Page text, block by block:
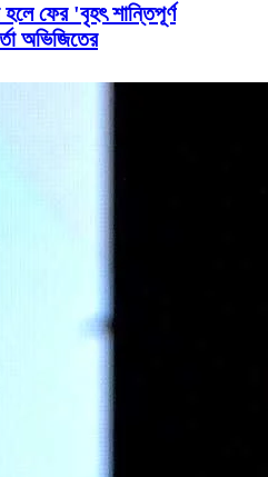
ফের 'বৃহৎ শান্তিপূর্ণ
অভিজিতের